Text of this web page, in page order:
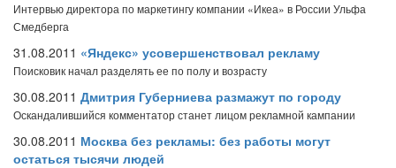
Интервью директора по маркетингу компании «Икеа» в России Ульфа
Смедберга
31.08.2011 «Яндекс» усовершенствовал рекламу
Поисковик начал разделять ее по полу и возрасту
30.08.2011 Дмитрия Губерниева размажут по городу
Оскандалившийся комментатор станет лицом рекламной кампании
30.08.2011 Москва без рекламы: без работы могут
остаться тысячи людей